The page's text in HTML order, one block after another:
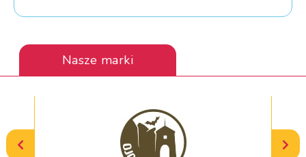
Nasze marki